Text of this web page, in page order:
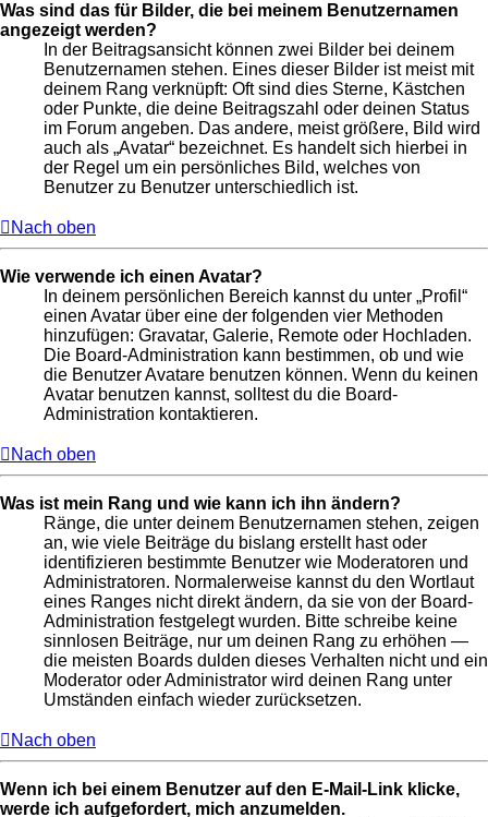
Was sind das für Bilder, die bei meinem Benutzernamen
angezeigt werden?
In der Beitragsansicht können zwei Bilder bei deinem
Benutzernamen stehen. Eines dieser Bilder ist meist mit
deinem Rang verknüpft: Oft sind dies Sterne, Kästchen
oder Punkte, die deine Beitragszahl oder deinen Status
im Forum angeben. Das andere, meist größere, Bild wird
auch als „Avatar“ bezeichnet. Es handelt sich hierbei in
der Regel um ein persönliches Bild, welches von
Benutzer zu Benutzer unterschiedlich ist.
Nach oben
Wie verwende ich einen Avatar?
In deinem persönlichen Bereich kannst du unter „Profil“
einen Avatar über eine der folgenden vier Methoden
hinzufügen: Gravatar, Galerie, Remote oder Hochladen.
Die Board-Administration kann bestimmen, ob und wie
die Benutzer Avatare benutzen können. Wenn du keinen
Avatar benutzen kannst, solltest du die Board-
Administration kontaktieren.
Nach oben
Was ist mein Rang und wie kann ich ihn ändern?
Ränge, die unter deinem Benutzernamen stehen, zeigen
an, wie viele Beiträge du bislang erstellt hast oder
identifizieren bestimmte Benutzer wie Moderatoren und
Administratoren. Normalerweise kannst du den Wortlaut
eines Ranges nicht direkt ändern, da sie von der Board-
Administration festgelegt wurden. Bitte schreibe keine
sinnlosen Beiträge, nur um deinen Rang zu erhöhen —
die meisten Boards dulden dieses Verhalten nicht und ein
Moderator oder Administrator wird deinen Rang unter
Umständen einfach wieder zurücksetzen.
Nach oben
Wenn ich bei einem Benutzer auf den E-Mail-Link klicke,
werde ich aufgefordert, mich anzumelden.